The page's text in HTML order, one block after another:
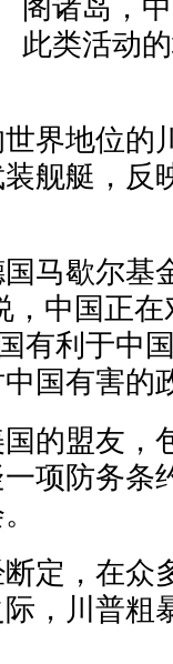
阁诸岛，
此类活动
界地位的
舰艇，反
马歇尔基
中国正在
有利于中
国有害的
的盟友，
防务条
定，在众
，川普粗